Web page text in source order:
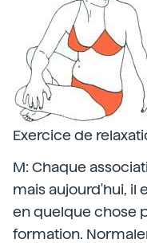
Exercice de
M: Chaque
mais aujourd'hui, il
en quelque chose
formation.